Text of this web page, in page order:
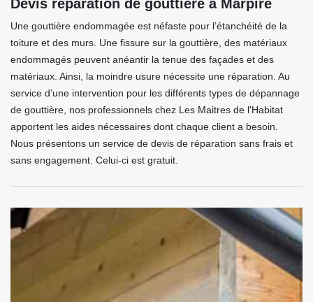
Devis réparation de gouttière à Marpire
Une gouttière endommagée est néfaste pour l’étanchéité de la
toiture et des murs. Une fissure sur la gouttière, des matériaux
endommagés peuvent anéantir la tenue des façades et des
matériaux. Ainsi, la moindre usure nécessite une réparation. Au
service d’une intervention pour les différents types de dépannage
de gouttière, nos professionnels chez Les Maitres de l'Habitat
apportent les aides nécessaires dont chaque client a besoin.
Nous présentons un service de devis de réparation sans frais et
sans engagement. Celui-ci est gratuit.